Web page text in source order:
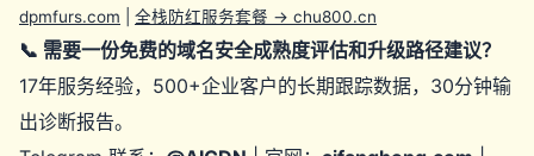
dpmfurs.com
全栈防红服务套餐 → chu800.cn
📞 需要一份免费的域名安全成熟度评估和升级路径建议？
17年服务经验，500+企业客户的长期跟踪数据，30分钟输
出诊断报告。